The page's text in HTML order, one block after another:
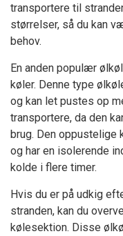
transportere til
størrelser, så du kan
behov.
En anden populær
køler. Denne type
og kan let pustes op
transportere, da den
brug. Den oppustelige
og har en isolerende
kolde i flere timer.
Hvis du er på udkig
stranden, kan du
kølesektion. Disse